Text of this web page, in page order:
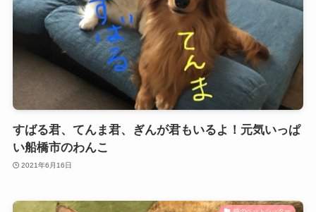
すばる君、てんま君、ぎんが君もいるよ！元気いっぱ
い船橋市のわんこ
2021年6月16日